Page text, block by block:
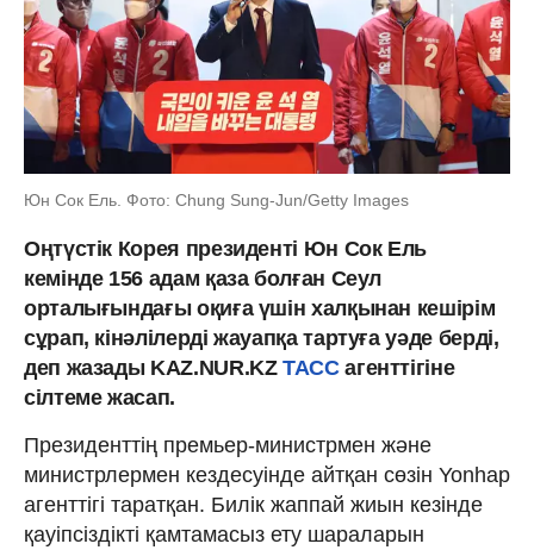
Юн Сок Ель. Фото: Chung Sung-Jun/Getty Images
Оңтүстік Корея президенті Юн Сок Ель
кемінде 156 адам қаза болған Сеул
орталығындағы оқиға үшін халқынан кешірім
сұрап, кінәлілерді жауапқа тартуға уәде берді,
деп жазады KAZ.NUR.KZTACCагенттігіне
сілтеме жасап.
Президенттің премьер-министрмен және
министрлермен кездесуінде айтқан сөзін Yonhap
агенттігі таратқан. Билік жаппай жиын кезінде
қауіпсіздікті қамтамасыз ету шараларын